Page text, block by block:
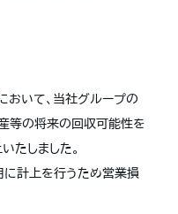
いて、当社グループの
等の将来の回収可能性を
たしました。
に計上を行うため営業損